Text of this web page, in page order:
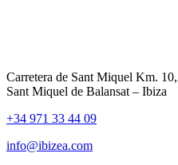
Carretera de Sant Miquel Km.
Sant Miquel de Balansat – Ibiza
+34 971 33 44 09
info@ibizea.com